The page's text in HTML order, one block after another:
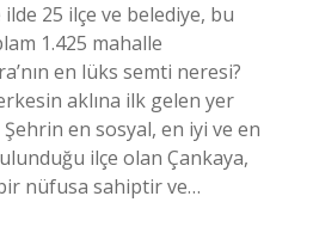
25 ilçe ve belediye, bu
1.425 mahalle
en lüks semti neresi?
aklına ilk gelen yer
en sosyal, en iyi ve en
ilçe olan Çankaya,
nüfusa sahiptir ve…